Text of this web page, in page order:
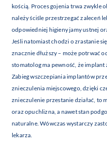
kością. Proces gojenia trwa zwykle
należy ściśle przestrzegać zaleceń
odpowiedniej higieny jamy ustnej
Jeśli natomiast chodzi o zrastanie
znacznie dłuższy – może potrwać
stomatolog ma pewność, że
Zabieg wszczepiania implantów
znieczulenia miejscowego, dzięki
znieczulenie przestanie działać, to
oraz opuchlizna, a nawet stan
naturalne. Wówczas wystarczy
lekarza.